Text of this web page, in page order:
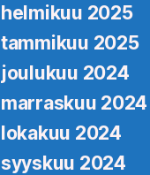
helmikuu 2025
tammikuu 2025
joulukuu 2024
marraskuu 2024
lokakuu 2024
syyskuu 2024